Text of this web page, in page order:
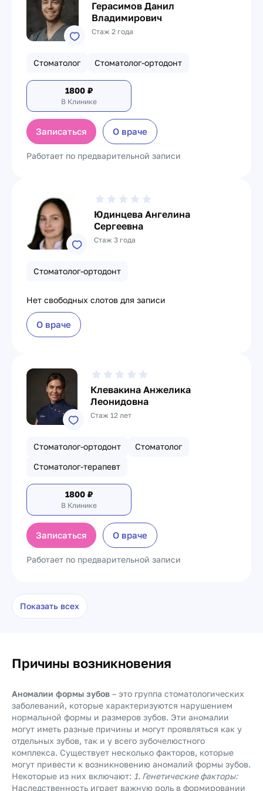
Герасимов Данил
Владимирович
Стаж 2 года
Стоматолог Стоматолог-ортодонт
1800 ₽
В Клинике
Записаться О враче
Работает по предварительной записи
Юдинцева Ангелина
Сергеевна
Стаж 3 года
Стоматолог-ортодонт
Нет свободных слотов для записи
О враче
Клевакина Анжелика
Леонидовна
Стаж 12 лет
Стоматолог-ортодонт
Стоматолог
Стоматолог-терапевт
1800 ₽
В Клинике
Записаться О враче
Работает по предварительной записи
Показать всех
Причины возникновения
Аномалии формы зубов – это группа стоматологических
заболеваний, которые характеризуются нарушением
нормальной формы и размеров зубов. Эти аномалии
могут иметь разные причины и могут проявляться как у
отдельных зубов, так и у всего зубочелюстного
комплекса. Существует несколько факторов, которые
могут привести к возникновению аномалий формы зубов.
Некоторые из них включают: 1. Генетические факторы:
Наследственность играет важную роль в формировании